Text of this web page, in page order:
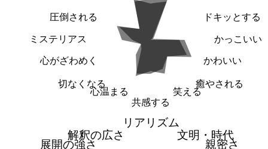
ドキッとする
かっこいい
かわいい
癒やされる
笑える
共感する
心温まる
切なくなる
心がざわめく
ミステリアス
圧倒される
リアリズム
文明・時代
親密さ
展開の強さ
解釈の広さ